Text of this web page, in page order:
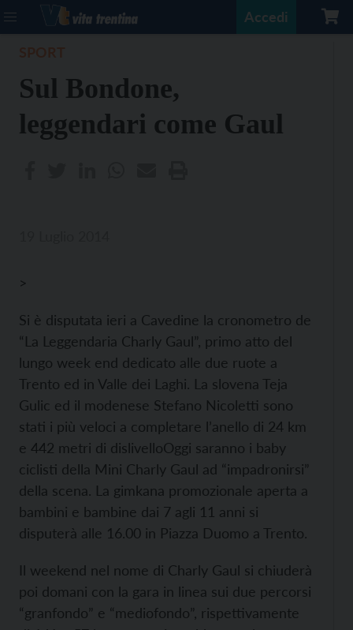
Accedi
Sul Bondone,
leggendari come Gaul
>
Si è disputata ieri a Cavedine la cronometro de
“La Leggendaria Charly Gaul”, primo atto del
lungo week end dedicato alle due ruote a
Trento ed in Valle dei Laghi. La slovena Teja
Gulic ed il modenese Stefano Nicoletti sono
stati i più veloci a completare l’anello di 24 km
e 442 metri di dislivelloOggi saranno i baby
ciclisti della Mini Charly Gaul ad “impadronirsi”
della scena. La gimkana promozionale aperta a
bambini e bambine dai 7 agli 11 anni si
disputerà alle 16.00 in Piazza Duomo a Trento.
Il weekend nel nome di Charly Gaul si chiuderà
poi domani con la gara in linea sui due percorsi
“granfondo” e “mediofondo”, rispettivamente